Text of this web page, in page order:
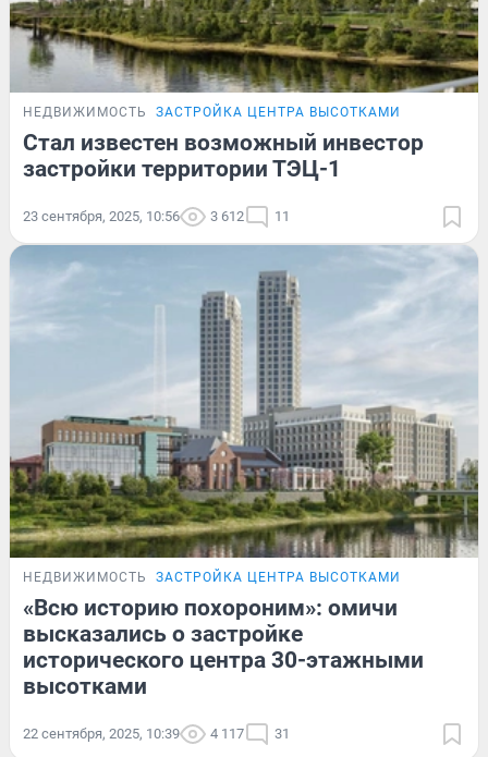
НЕДВИЖИМОСТЬ ЗАСТРОЙКА ЦЕНТРА ВЫСОТКАМИ
Стал известен возможный инвестор
застройки территории ТЭЦ-1
23 сентября, 2025, 10:56 3 612 11
НЕДВИЖИМОСТЬ ЗАСТРОЙКА ЦЕНТРА ВЫСОТКАМИ
«Всю историю похороним»: омичи
высказались о застройке
исторического центра 30-этажными
высотками
22 сентября, 2025, 10:39 4 117 31